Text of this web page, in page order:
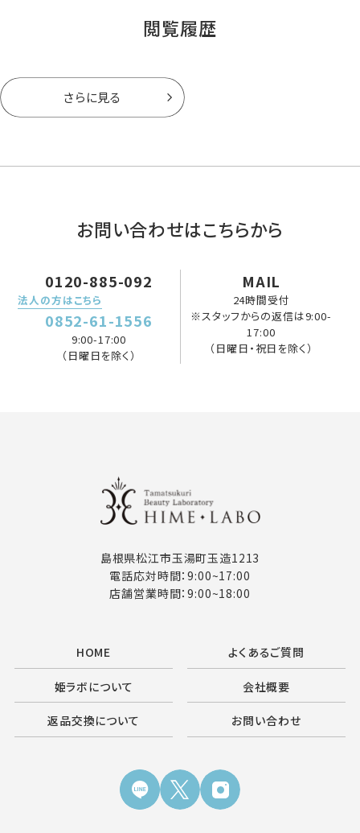
閲覧履歴
さらに見る
お問い合わせはこちらから
0120-885-092
法人の方はこちら
0852-61-1556
9:00-17:00
（日曜日を除く）
MAIL
24時間受付
※スタッフからの返信は9:00-
17:00
（日曜日・祝日を除く）
島根県松江市玉湯町玉造1213
電話応対時間：9:00~17:00
店舗営業時間：9:00~18:00
HOME よくあるご質問
姫ラボについて 会社概要
返品交換について お問い合わせ